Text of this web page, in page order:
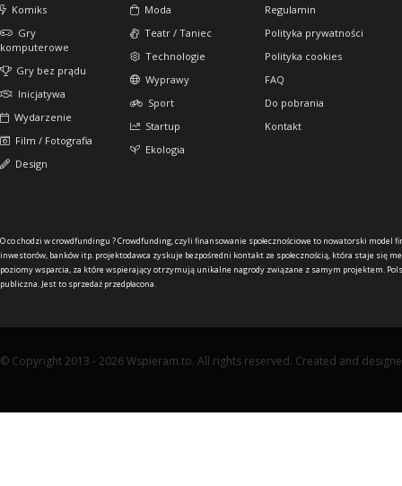
Komiks
Gry
komputerowe
Gry bez prądu
Inicjatywa
Wydarzenie
Film / Fotografia
Design
Moda
Teatr / Taniec
Technologie
Wyprawy
Sport
Startup
Ekologia
Regulamin
Polityka prywatności
Polityka cookies
FAQ
Do pobrania
Kontakt
O co chodzi w crowdfundingu ?Crowdfunding, czyli finansowanie społecznościowe to nowatorski model
inwestorów, banków itp. projektodawca zyskuje bezpośredni kontakt ze społecznością, która staje się
poziomy wsparcia, za które wspierający otrzymują unikalne nagrody związane z samym projektem.
publiczna. Jest to sprzedaż przedpłacona.
© Copyright 2013 - 2026 Wspieram.to. All rights reserved. Created and